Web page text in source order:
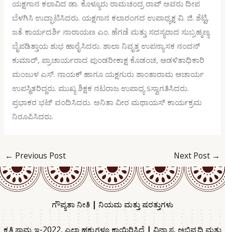
ಯಕ್ಷಗಾನ ಕಲಾವಿದ ಡಾ. ಕೊಳ್ಯೂರು ರಾಮಚಂದ್ರ ರಾವ್ ಅವರು ದೀಪ
ಬೆಳಗಿಸಿ ಉದ್ಘಾಟಿಸಿದರು. ಯಕ್ಷಗಾನ ಕಲಾರಂಗದ ಉಪಾಧ್ಯಕ್ಷ ವಿ. ಜಿ. ಶೆಟ್ಟಿ,
ಜತೆ ಕಾರ್ಯದರ್ಶಿ ನಾರಾಯಣ ಎಂ. ಹೆಗಡೆ ಮತ್ತು ಸದಸ್ಯರಾದ ಸುಬ್ರಹ್ಮಣ್ಯ
ಬೈಪಡಿತ್ತಾಯ ಶುಭ ಹಾರೈಸಿದರು. ಶಾಲಾ ನಿವೃತ್ತ ಉಪನ್ಯಾಸಕ ನಂದನ್
ಕುಮಾರ್, ಪ್ರಾಚಾರ್ಯರಾದ ಪುಂಡರೀಕಾಕ್ಷ ಕೊಡಂಚ, ಆಡಳಿತಾಧಿಕಾರಿ
ಮಂಜುಳ ಎಸ್. ನಾಯಕ್ ಹಾಗೂ ಯಕ್ಷಗುರು ಶಾಂತಾರಾಮ ಆಚಾರ್ಯ
ಉಪಸ್ಥಿತರಿದ್ದರು. ಮುಖ್ಯ ಶಿಕ್ಷಕ ನಟರಾಜ ಉಪಾಧ್ಯ sಸ್ವಾಗತಿಸಿದರು.
ಪ್ರಭಾಕರ ಭಟ್ ವಂದಿಸಿದರು. ಅನಿತಾ ವೀರ ಮಥಾಯಸ್ ಕಾರ್ಯಕ್ರಮ
ನಿರೂಪಿಸಿದರು.
← Previous Post Next Post →
ಗೌಪ್ಯತಾ ನೀತಿ | ನಿಯಮ ಮತ್ತು ಷರತ್ತುಗಳು
ಕೃತಿ ಸ್ವಾಮ್ಯ ಇ-2022, ಎಲ್ಲಾ ಹಕ್ಕುಗಳೂ ಕಾಯ್ದಿರಿಸಿದೆ | ವಿನ್ಯಾಸ, ಅಭಿವೃದ್ಧಿ ಮತ್ತು